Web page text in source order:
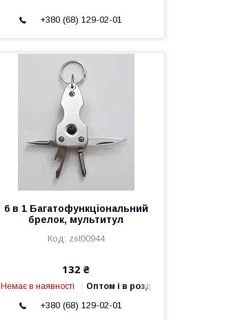
+380 (68) 129-02-01
6 в 1 Багатофункціональний
брелок, мультитул
zst00944
132 ₴
Немає в наявності Оптом і в роздріб
+380 (68) 129-02-01